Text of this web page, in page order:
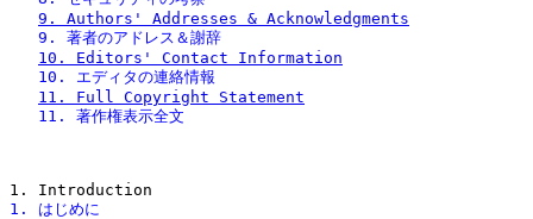
9. Authors' Addresses & Acknowledgments
   9. 著者のアドレス＆謝辞
10. Editors' Contact Information
   10. エディタの連絡情報
11. Full Copyright Statement
   11. 著作権表示全文
1. はじめに